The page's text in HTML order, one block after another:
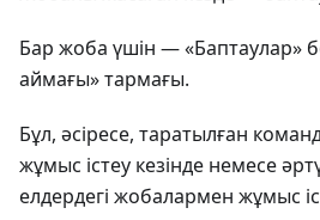
Бар жоба үшін — «Баптаулар»
аймағы» тармағы.
Бұл, әсіресе, таратылған
жұмыс істеу кезінде немесе
елдердегі жобалармен жұмыс